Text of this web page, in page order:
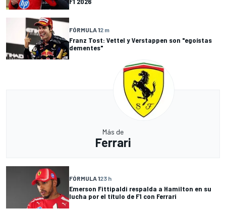
FÓRMULA 12 m
Franz Tost: Vettel y Verstappen son "egoístas
dementes"
Más de
Ferrari
FÓRMULA 123 h
Emerson Fittipaldi respalda a Hamilton en su
lucha por el título de F1 con Ferrari